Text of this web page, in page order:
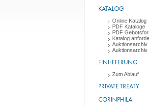
KATALOG
Online Katalog
PDF Kataloge
PDF
Katalog
Auktionsarchiv
Auktionsarchiv
EINLIEFERUNG
Zum Ablauf
PRIVATE TREATY
CORINPHILA